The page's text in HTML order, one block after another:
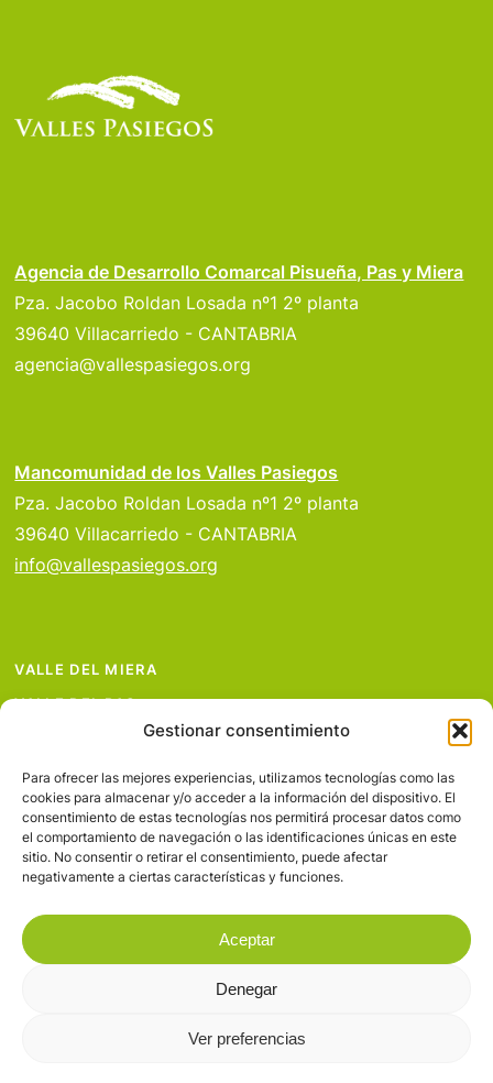
Gestionar consentimiento
Para ofrecer las mejores experiencias, utilizamos tecnologías como las
cookies para almacenar y/o acceder a la información del dispositivo. El
consentimiento de estas tecnologías nos permitirá procesar datos como
el comportamiento de navegación o las identificaciones únicas en este
sitio. No consentir o retirar el consentimiento, puede afectar
negativamente a ciertas características y funciones.
Aceptar
Denegar
Ver preferencias
Agencia de Desarrollo Comarcal Pisueña, Pas y Miera
Pza. Jacobo Roldan Losada nº1 2º planta
39640 Villacarriedo - CANTABRIA
agencia@vallespasiegos.org
Mancomunidad de los Valles Pasiegos
Pza. Jacobo Roldan Losada nº1 2º planta
39640 Villacarriedo - CANTABRIA
info@vallespasiegos.org
VALLE DEL MIERA
VALLE DEL PAS
VALLE DEL PISUEÑA
PROYECTOS
SERVICIOS
AVISO LEGAL